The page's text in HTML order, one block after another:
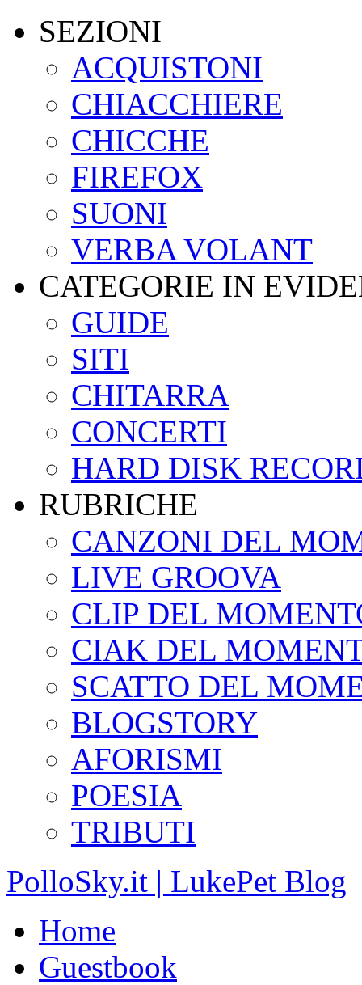
SEZIONI
ACQUISTONI
CHIACCHIERE
CHICCHE
FIREFOX
SUONI
VERBA VOLANT
CATEGORIE IN
GUIDE
SITI
CHITARRA
CONCERTI
HARD DISK
RUBRICHE
CANZONI DEL
LIVE GROOVA
CLIP DEL
CIAK DEL
SCATTO DEL
BLOGSTORY
AFORISMI
POESIA
TRIBUTI
PolloSky.it | LukePet Blog
Home
Guestbook